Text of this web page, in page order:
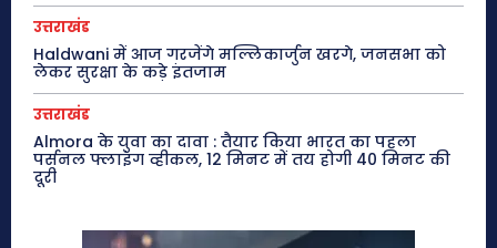
उत्तराखंड
Haldwani में आज गरजेंगे मल्लिकार्जुन खरगे, जनसभा को
लेकर सुरक्षा के कड़े इंतजाम
उत्तराखंड
Almora के युवा का दावा : तैयार किया भारत का पहला
पर्सनल फ्लाइंग व्हीकल, 12 मिनट में तय होगी 40 मिनट की
दूरी